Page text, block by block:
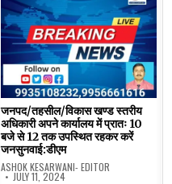
जनपद/तहसील/विकास खण्ड स्तरीय
अधिकारी अपने कार्यालय में प्रातः 10
बजे से 12 तक उपस्थित रहकर करें
जनसुनवाई:डीएम
ASHOK KESARWANI- EDITOR
JULY 11, 2024